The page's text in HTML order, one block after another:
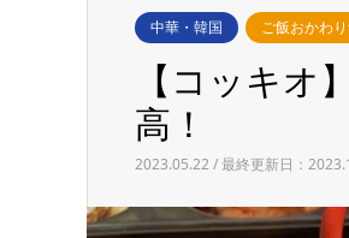
中華・韓国 ご飯おかわ
【コッキオ
高！
2023.05.22 / 最終更新日：